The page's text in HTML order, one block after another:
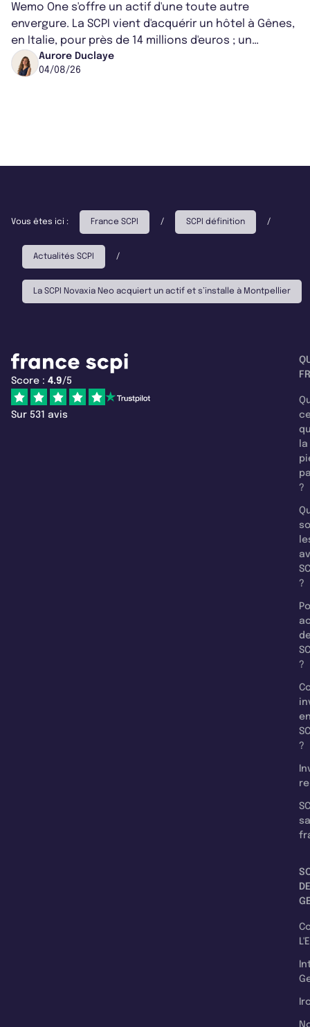
Wemo One s'offre un actif d'une toute autre
envergure. La SCPI vient d'acquérir un hôtel à Gênes,
en Italie, pour près de 14 millions d'euros ; un
montant qui fait entorse avec ses...
Aurore Duclaye
04/08/26
Vous êtes ici : France SCPI / SCPI définition /
Actualités SCPI /
La SCPI Novaxia Neo acquiert un actif et s’installe à Montpellier
Score : 4.9/5
Sur 531 avis
la
?
?
?
?
DE